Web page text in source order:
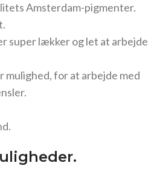
Amsterdam-pigmenter.
super lækker og let at arbejde
mulighed, for at arbejde med